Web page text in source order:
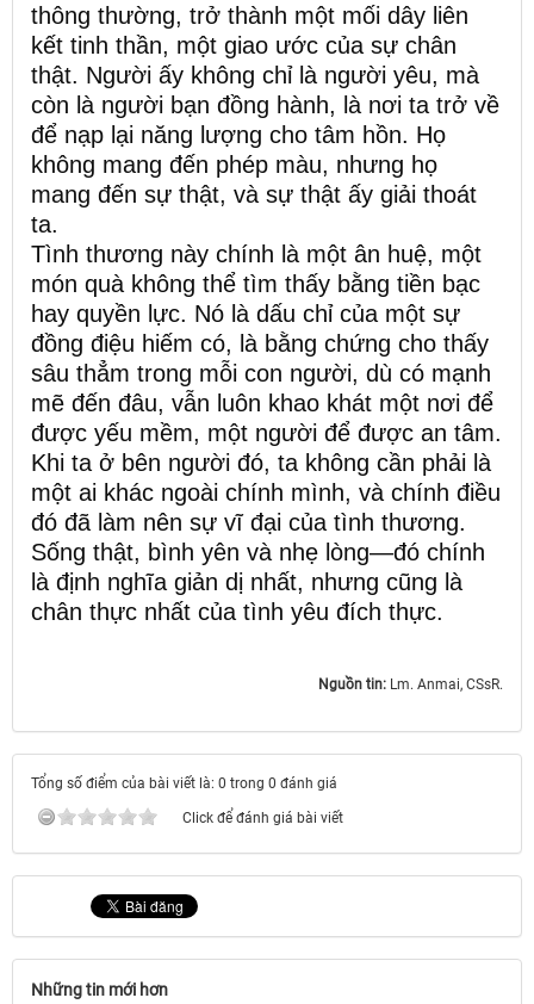
thông thường, trở thành một mối dây liên
kết tinh thần, một giao ước của sự chân
thật. Người ấy không chỉ là người yêu, mà
còn là người bạn đồng hành, là nơi ta trở về
để nạp lại năng lượng cho tâm hồn. Họ
không mang đến phép màu, nhưng họ
mang đến sự thật, và sự thật ấy giải thoát
ta.
Tình thương này chính là một ân huệ, một
món quà không thể tìm thấy bằng tiền bạc
hay quyền lực. Nó là dấu chỉ của một sự
đồng điệu hiếm có, là bằng chứng cho thấy
sâu thẳm trong mỗi con người, dù có mạnh
mẽ đến đâu, vẫn luôn khao khát một nơi để
được yếu mềm, một người để được an tâm.
Khi ta ở bên người đó, ta không cần phải là
một ai khác ngoài chính mình, và chính điều
đó đã làm nên sự vĩ đại của tình thương.
Sống thật, bình yên và nhẹ lòng—đó chính
là định nghĩa giản dị nhất, nhưng cũng là
chân thực nhất của tình yêu đích thực.
Nguồn tin: Lm. Anmai, CSsR.
Tổng số điểm của bài viết là: 0 trong 0 đánh giá
Click để đánh giá bài viết
Những tin mới hơn